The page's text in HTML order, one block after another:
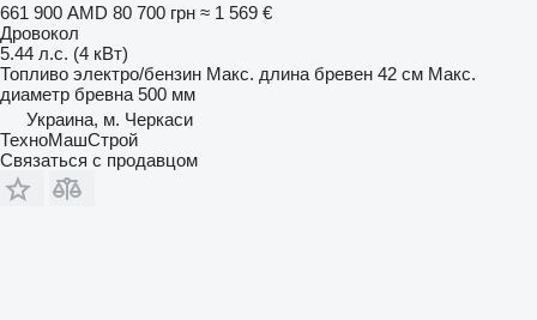
661 900 AMD 80 700 грн ≈ 1 569 €
Дровокол
5.44 л.с. (4 кВт)
Топливо электро/бензин Макс. длина бревен 42 см Макс.
диаметр бревна 500 мм
Украина, м. Черкаси
ТехноМашСтрой
Связаться с продавцом